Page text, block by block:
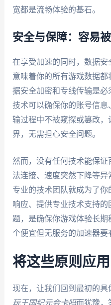
宽都是流畅体验的基石。
安全与保障：容易
在享受加速的同时，数据
意味着你的所有游戏数据
据安全加密和专线传输是
技术可以确保你的账号信
输过程中不被窥探或篡改
界，无需担心安全问题。
然而，没有任何技术能保
法连接、速度突然下降等
专业的技术团队就成为了
响应、提供专业技术支持的
题，是确保你游戏体验长
个便宜但无服务的加速器要
将这些原则应
现在，让我们回到最初的
玩王国纪元会卡吗而犹豫，